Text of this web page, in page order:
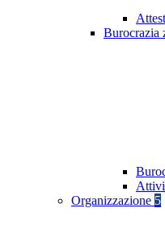
Burocrazia
Organizzazione 5